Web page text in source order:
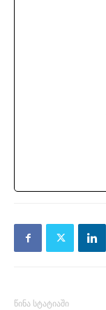
წინა სტატიაში